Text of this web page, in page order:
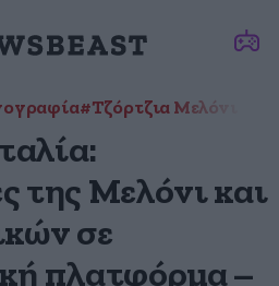
#Τζόρτζια Μελόνι
της Μελόνι και
σε
πλατφόρμα –